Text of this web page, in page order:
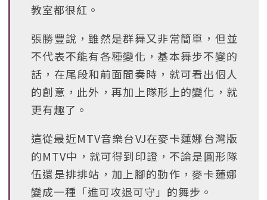
教室都很紅。
張勝豐說，雖然是群舞又非常簡單，但並
不代表不能有各種變化，基本舞步不變的
話，在尾段和前面間奏時，就可看出個人
的創意，此外，再加上隊形上的變化，就
更有趣了。
這從最近MTV音樂台VJ在麥卡蓮娜台灣版
的MTV中，就可得到印證，不論是圓形隊
伍還是排排站，加上腳的動作，麥卡蓮娜
變成一種「進可攻退可守」的舞步。